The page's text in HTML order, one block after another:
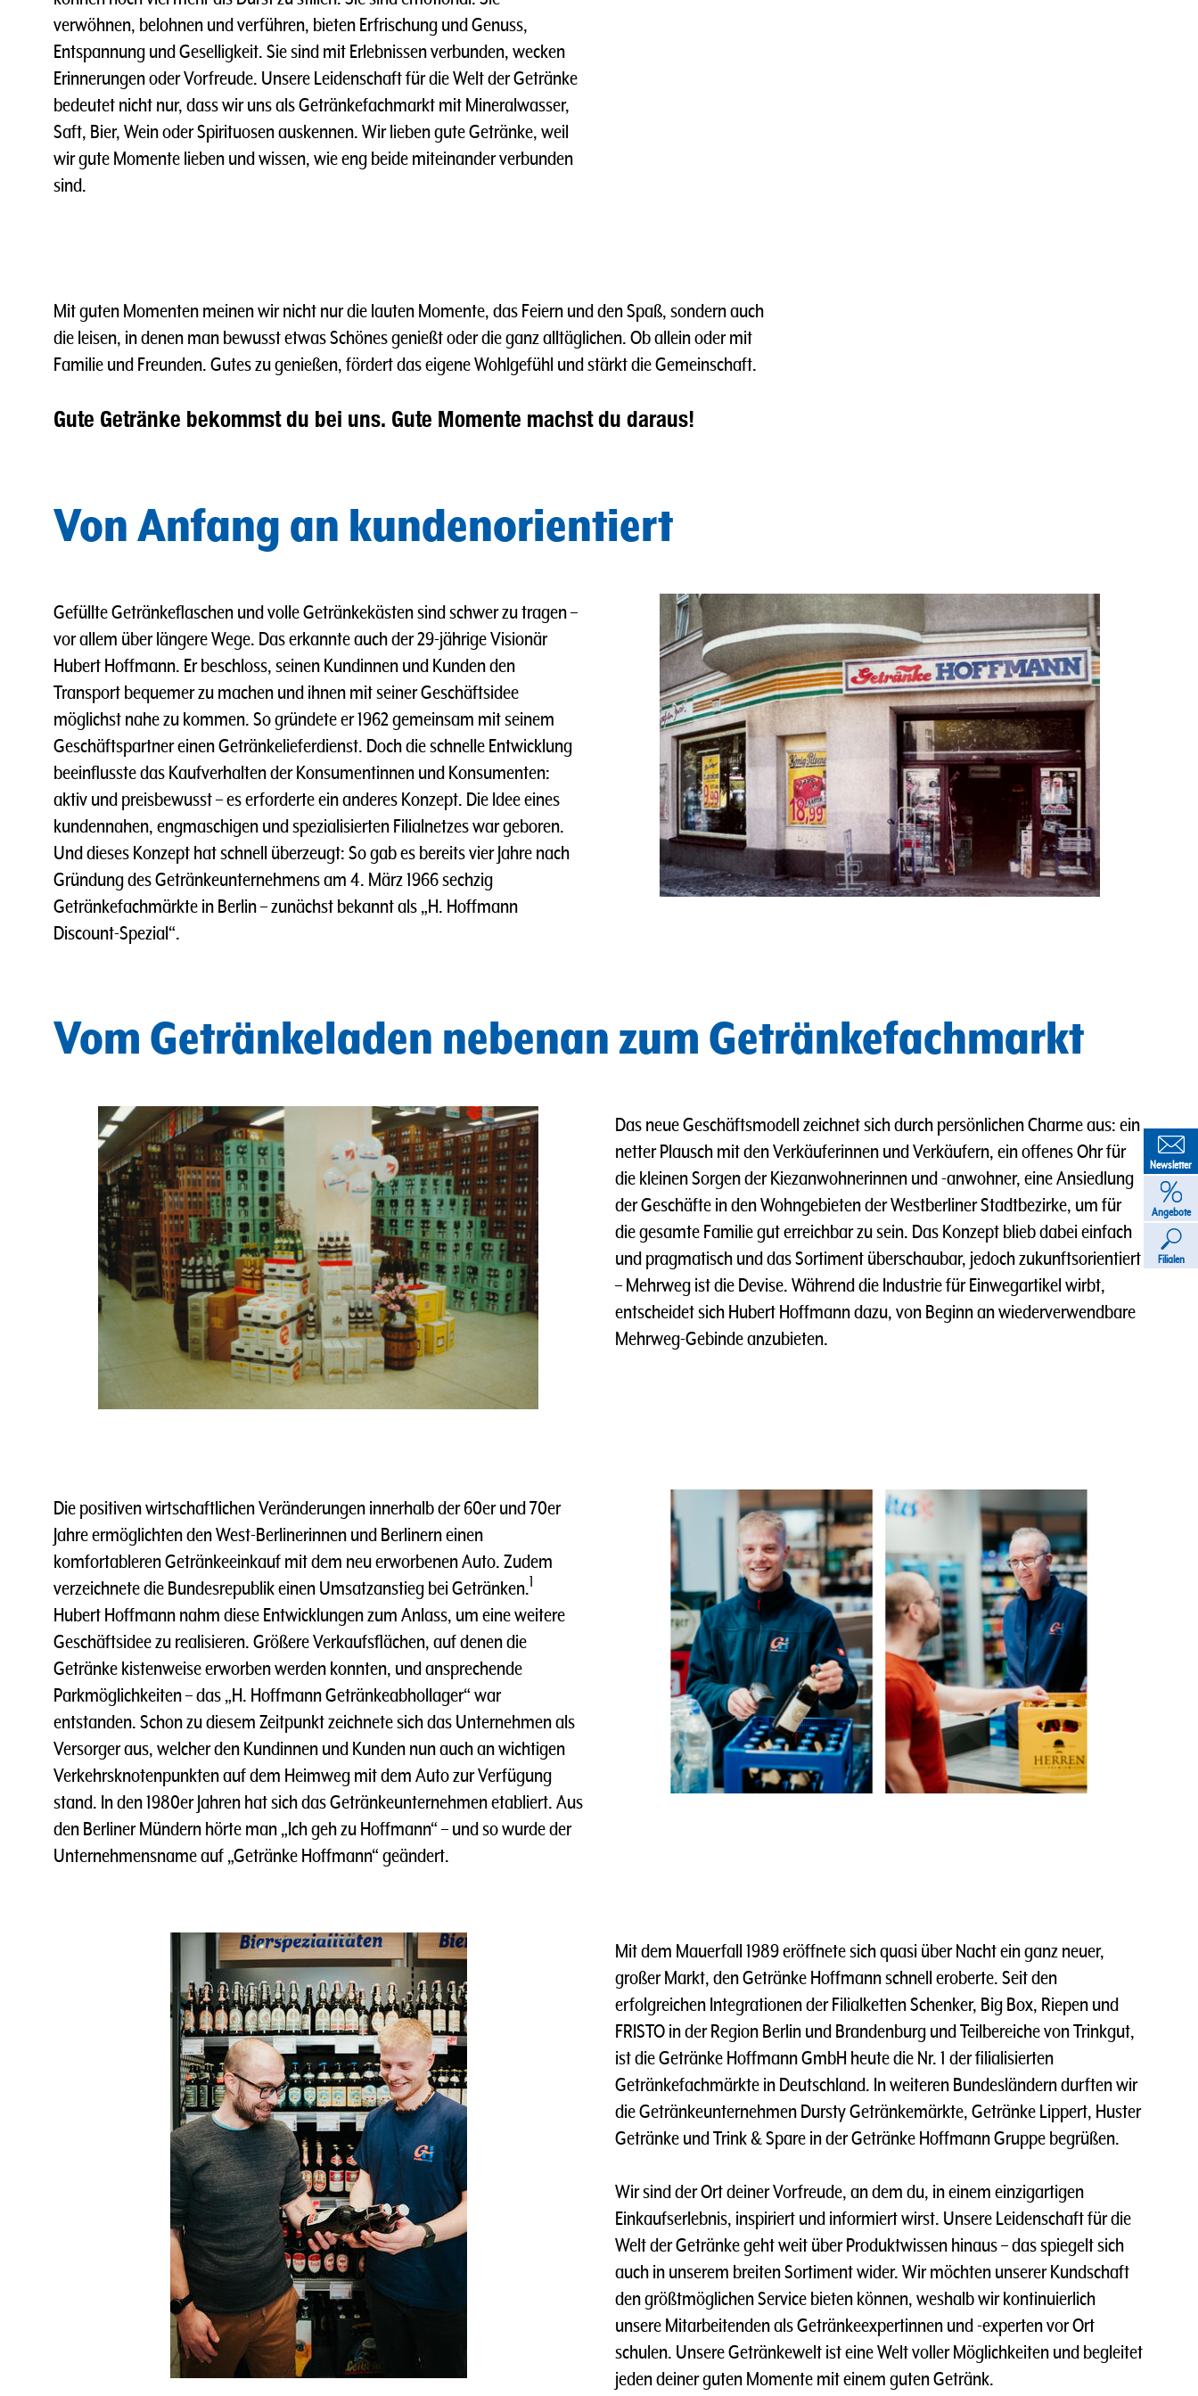
verwöhnen, belohnen und verführen, bieten Erfrischung und Genuss,
Entspannung und Geselligkeit. Sie sind mit Erlebnissen verbunden, wecken
Erinnerungen oder Vorfreude. Unsere Leidenschaft für die Welt der Getränke
bedeutet nicht nur, dass wir uns als Getränkefachmarkt mit Mineralwasser,
Saft, Bier, Wein oder Spirituosen auskennen. Wir lieben gute Getränke, weil
wir gute Momente lieben und wissen, wie eng beide miteinander verbunden
sind.
Mit guten Momenten meinen wir nicht nur die lauten Momente, das Feiern und den Spaß, sondern auch
die leisen, in denen man bewusst etwas Schönes genießt oder die ganz alltäglichen. Ob allein oder mit
Familie und Freunden. Gutes zu genießen, fördert das eigene Wohlgefühl und stärkt die Gemeinschaft.
Gute Getränke bekommst du bei uns. Gute Momente machst du daraus!
Von Anfang an kundenorientiert
Gefüllte Getränkeflaschen und volle Getränkekästen sind schwer zu tragen –
vor allem über längere Wege. Das erkannte auch der 29-jährige Visionär
Hubert Hoffmann. Er beschloss, seinen Kundinnen und Kunden den
Transport bequemer zu machen und ihnen mit seiner Geschäftsidee
möglichst nahe zu kommen. So gründete er 1962 gemeinsam mit seinem
Geschäftspartner einen Getränkelieferdienst. Doch die schnelle Entwicklung
beeinflusste das Kaufverhalten der Konsumentinnen und Konsumenten:
aktiv und preisbewusst – es erforderte ein anderes Konzept. Die Idee eines
kundennahen, engmaschigen und spezialisierten Filialnetzes war geboren.
Und dieses Konzept hat schnell überzeugt: So gab es bereits vier Jahre nach
Gründung des Getränkeunternehmens am 4. März 1966 sechzig
Getränkefachmärkte in Berlin – zunächst bekannt als „H. Hoffmann
Discount-Spezial“.
Vom Getränkeladen nebenan zum Getränkefachmarkt
Das neue Geschäftsmodell zeichnet sich durch persönlichen Charme aus: ein
netter Plausch mit den Verkäuferinnen und Verkäufern, ein offenes Ohr für
die kleinen Sorgen der Kiezanwohnerinnen und -anwohner, eine Ansiedlung
der Geschäfte in den Wohngebieten der Westberliner Stadtbezirke, um für
die gesamte Familie gut erreichbar zu sein. Das Konzept blieb dabei einfach
und pragmatisch und das Sortiment überschaubar, jedoch zukunftsorientiert
– Mehrweg ist die Devise. Während die Industrie für Einwegartikel wirbt,
entscheidet sich Hubert Hoffmann dazu, von Beginn an wiederverwendbare
Mehrweg-Gebinde anzubieten.
Die positiven wirtschaftlichen Veränderungen innerhalb der 60er und 70er
Jahre ermöglichten den West-Berlinerinnen und Berlinern einen
komfortableren Getränkeeinkauf mit dem neu erworbenen Auto. Zudem
verzeichnete die Bundesrepublik einen Umsatzanstieg bei Getränken.1
Hubert Hoffmann nahm diese Entwicklungen zum Anlass, um eine weitere
Geschäftsidee zu realisieren. Größere Verkaufsflächen, auf denen die
Getränke kistenweise erworben werden konnten, und ansprechende
Parkmöglichkeiten – das „H. Hoffmann Getränkeabhollager“ war
entstanden. Schon zu diesem Zeitpunkt zeichnete sich das Unternehmen als
Versorger aus, welcher den Kundinnen und Kunden nun auch an wichtigen
Verkehrsknotenpunkten auf dem Heimweg mit dem Auto zur Verfügung
stand. In den 1980er Jahren hat sich das Getränkeunternehmen etabliert. Aus
den Berliner Mündern hörte man „Ich geh zu Hoffmann“ – und so wurde der
Unternehmensname auf „Getränke Hoffmann“ geändert.
Mit dem Mauerfall 1989 eröffnete sich quasi über Nacht ein ganz neuer,
großer Markt, den Getränke Hoffmann schnell eroberte. Seit den
erfolgreichen Integrationen der Filialketten Schenker, Big Box, Riepen und
FRISTO in der Region Berlin und Brandenburg und Teilbereiche von Trinkgut,
ist die Getränke Hoffmann GmbH heute die Nr. 1 der filialisierten
Getränkefachmärkte in Deutschland. In weiteren Bundesländern durften wir
die Getränkeunternehmen Dursty Getränkemärkte, Getränke Lippert, Huster
Getränke und Trink & Spare in der Getränke Hoffmann Gruppe begrüßen.
Wir sind der Ort deiner Vorfreude, an dem du, in einem einzigartigen
Einkaufserlebnis, inspiriert und informiert wirst. Unsere Leidenschaft für die
Welt der Getränke geht weit über Produktwissen hinaus – das spiegelt sich
auch in unserem breiten Sortiment wider. Wir möchten unserer Kundschaft
den größtmöglichen Service bieten können, weshalb wir kontinuierlich
unsere Mitarbeitenden als Getränkeexpertinnen und -experten vor Ort
schulen. Unsere Getränkewelt ist eine Welt voller Möglichkeiten und begleitet
jeden deiner guten Momente mit einem guten Getränk.
Newsletter
Angebote
Filialen